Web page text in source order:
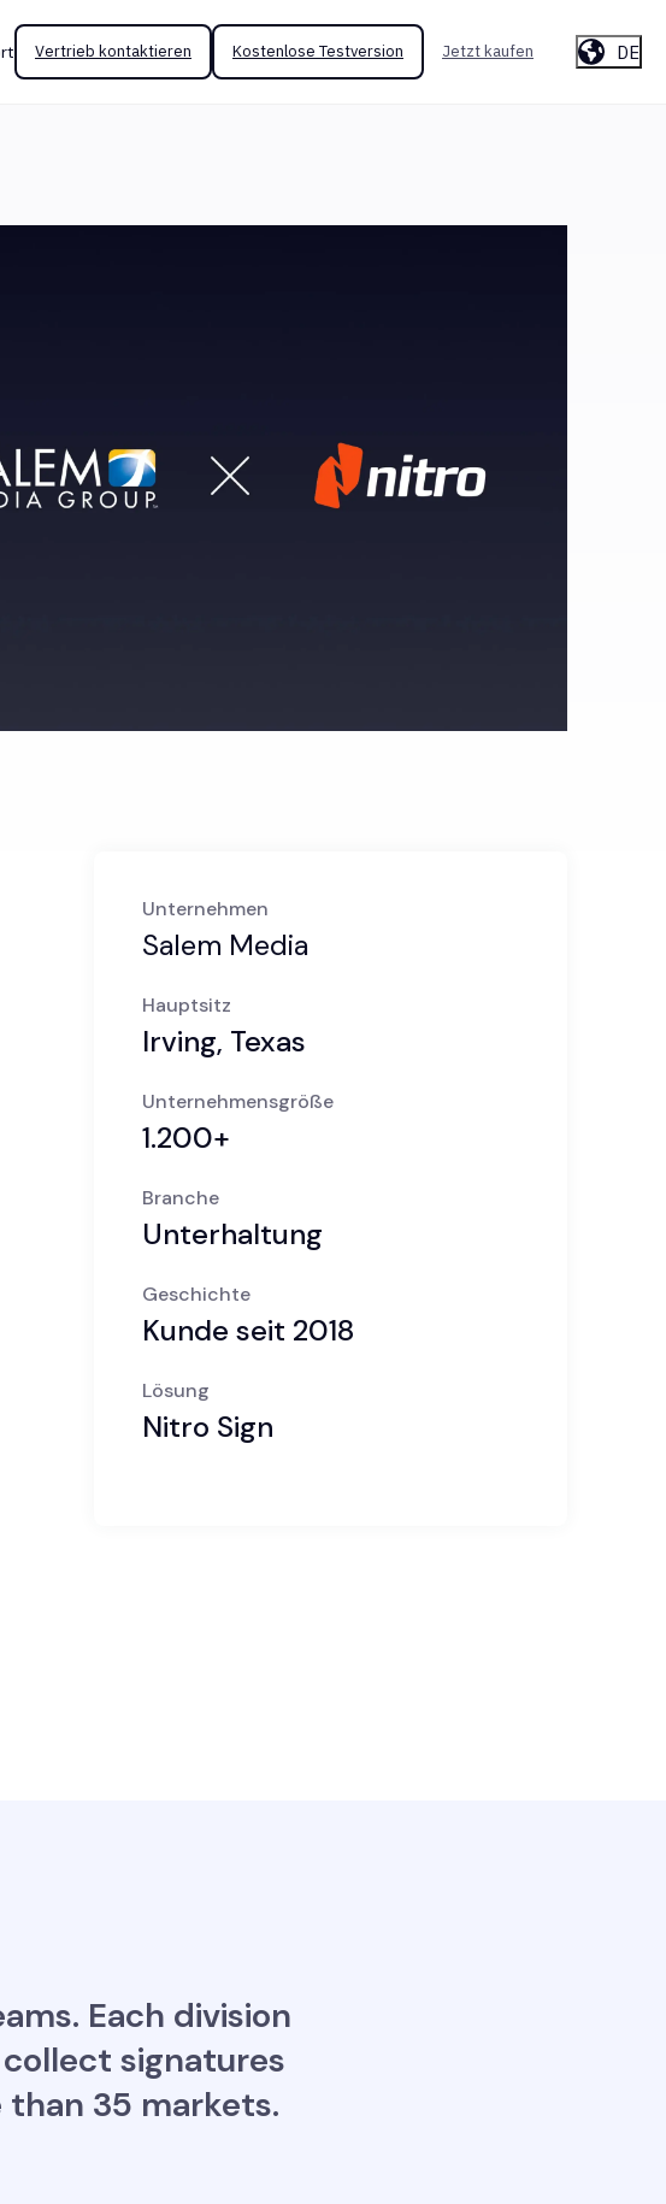
Vertrieb kontaktieren Kostenlose Testversion Jetzt kaufen DE
Unternehmen
Salem Media
Hauptsitz
Irving, Texas
Unternehmensgröße
1.200+
Branche
Unterhaltung
Geschichte
Kunde seit 2018
Lösung
Nitro Sign
Each division
signatures
35 markets.